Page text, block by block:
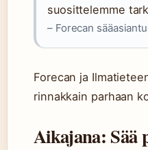
suosittelemme
– Forecan
Forecan ja
rinnakkain parhaan
Aikajana: Sää